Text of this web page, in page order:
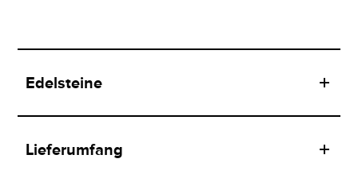
Edelsteine
Lieferumfang